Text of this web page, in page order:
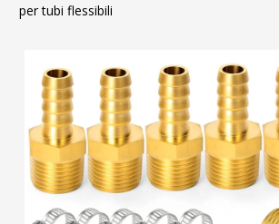
per tubi flessibili